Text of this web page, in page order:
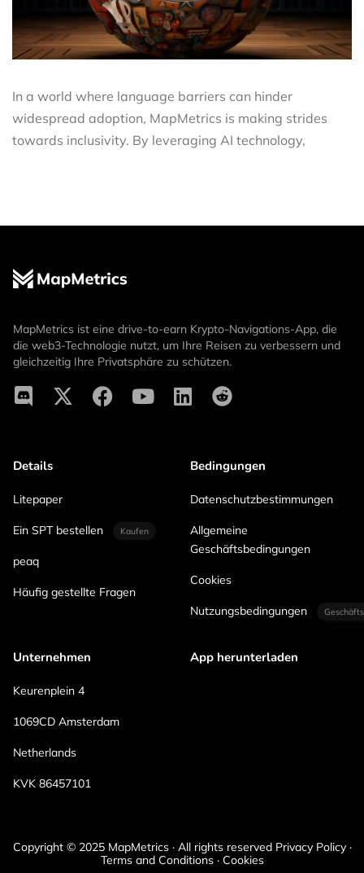
In a world where language barriers can hinder
widespread adoption, MapMetrics is making strides
towards inclusivity. By leveraging AI technology,
MapMetrics ist eine drive-to-earn Krypto-Navigations-App, die
die web3-Technologie nutzt, um Ihre Reisen zu verbessern und
gleichzeitig Ihre Privatsphäre zu schützen.
Details
Litepaper
Ein SPT bestellen Kaufen
peaq
Häufig gestellte Fragen
Bedingungen
Datenschutzbestimmungen
Allgemeine
Geschäftsbedingungen
Cookies
Nutzungsbedingungen
Unternehmen
Keurenplein 4
1069CD Amsterdam
Netherlands
KVK 86457101
App herunterladen
Copyright © 2025 MapMetrics · All rights reserved Privacy Policy ·
Terms and Conditions · Cookies